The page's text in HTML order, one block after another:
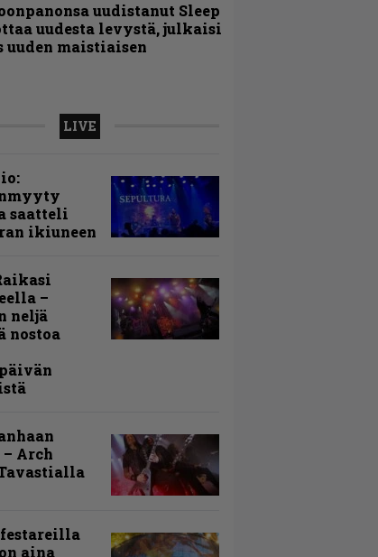
uudistanut Sleep
uudesta levystä, julkaisi
uuden maistiaisen
LIVE
saatteli
ikiuneen
–
neljä
nostoa
Arch
aina